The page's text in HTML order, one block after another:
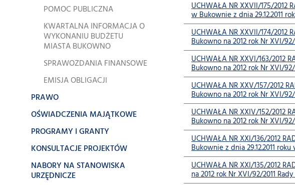
POMOC PUBLICZNA
KWARTALNA INFORMACJA O
WYKONANIU BUDŻETU
MIASTA BUKOWNO
SPRAWOZDANIA FINANSOWE
EMISJA OBLIGACJI
PRAWO
OŚWIADCZENIA MAJĄTKOWE
PROGRAMY I GRANTY
KONSULTACJE PROJEKTÓW
NABORY NA STANOWISKA
URZĘDNICZE
UCHWAŁA NR XXVII/175/2012
w Bukownie z dnia 29.12.2011
UCHWAŁA NR XXVII/174/2012
Bukowno na 2012 rok Nr XVI/
UCHWAŁA NR XXVI/163/2012
Bukowno na 2012 rok Nr XVI/
UCHWAŁA NR XXV/157/2012
Bukowno na 2012 rok Nr XVI/
UCHWAŁA NR XXIV/152/2012
Bukowno na 2012 rok Nr XVI/
UCHWAŁA NR XXI/136/2012
Bukownie z dnia 29.12.2011
UCHWAŁA NR XXI/135/2012
na 2012 rok Nr XVI/92/2011